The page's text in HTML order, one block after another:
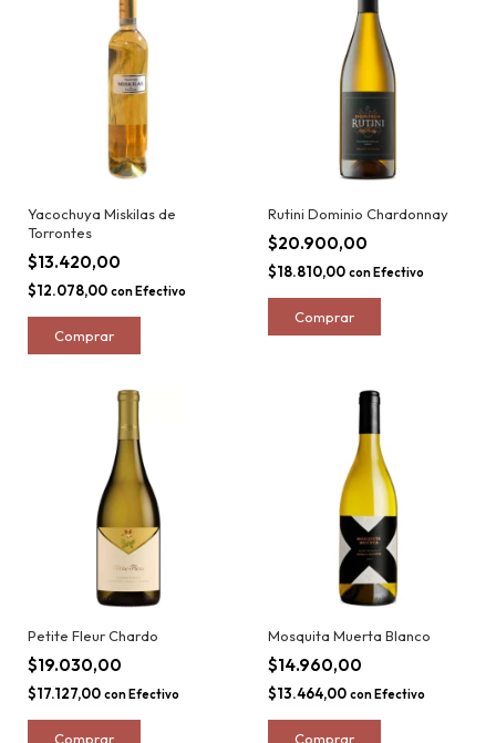
Yacochuya Miskilas de
Torrontes
$13.420,00
$12.078,00 conEfectivo
Rutini Dominio Chardonnay
$20.900,00
$18.810,00 conEfectivo
Petite Fleur Chardo
$19.030,00
$17.127,00 con Efectivo
Mosquita Muerta Blanco
$14.960,00
$13.464,00 con Efectivo